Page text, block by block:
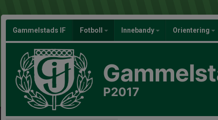
Gammelstads IF Fotboll Innebandy Orientering
P2017